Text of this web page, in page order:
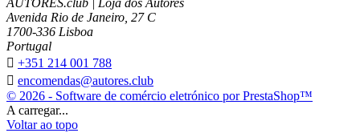
Avenida Rio de Janeiro, 27 C
1700-336 Lisboa
Portugal
 +351 214 001 788
 encomendas@autores.club
© 2026 - Software de comércio eletrónico por PrestaShop™
A carregar...
Voltar ao topo